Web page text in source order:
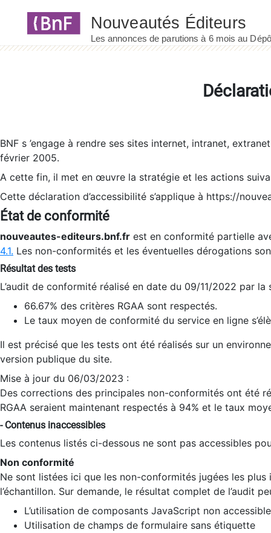
BNF s ’engage à rendre ses sites internet, intranet,
février 2005.
A cette fin, il met en œuvre la stratégie et les actions
Cette déclaration d’accessibilité s’applique à https://
État de conformité
nouveautes-editeurs.bnf.fr est en conformité partielle
4.1. Les non-conformités et les éventuelles dérogations
Résultat des tests
L’audit de conformité réalisé en date du 09/11/2022 par
66.67% des critères RGAA sont respectés.
Le taux moyen de conformité du service en ligne
Il est précisé que les tests ont été réalisés sur un
version publique du site.
Mise à jour du 06/03/2023 :
Des corrections des principales non-conformités ont été
RGAA seraient maintenant respectés à 94% et le taux
- Contenus inaccessibles
Les contenus listés ci-dessous ne sont pas accessibles
Non conformité
Ne sont listées ici que les non-conformités jugées les
l’échantillon. Sur demande, le résultat complet de l’audit
L’utilisation de composants JavaScript non
Utilisation de champs de formulaire sans étiquette